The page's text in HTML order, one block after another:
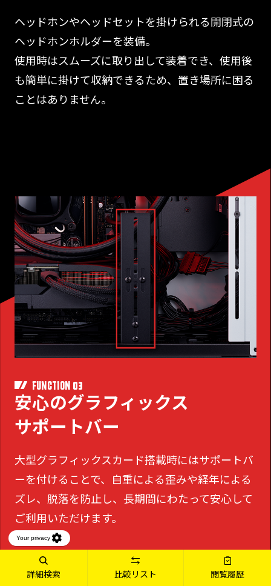
ヘッドホンやヘッドセットを掛けられる開閉式の
ヘッドホンホルダーを装備。
使用時はスムーズに取り出して装着でき、使用後
も簡単に掛けて収納できるため、置き場所に困る
ことはありません。
FUNCTION 03
安心のグラフィックス
サポートバー
大型グラフィックスカード搭載時にはサポートバ
ーを付けることで、
自重による歪みや経年による
ズレ、脱落を防止し、長期間にわたって安心して
ご利用いただけます。
詳細検索 比較リスト 閲覧履歴